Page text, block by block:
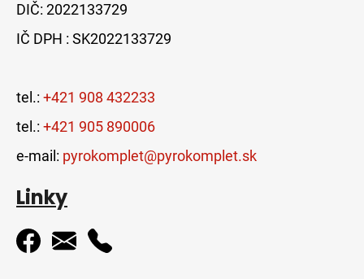
DIČ: 2022133729
IČ DPH : SK2022133729
tel.: +421 908 432233
tel.: +421 905 890006
e-mail: pyrokomplet@pyrokomplet.sk
Linky